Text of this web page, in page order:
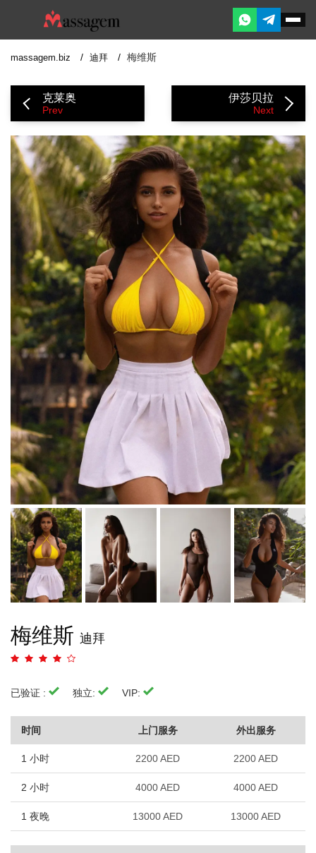
massagem.biz 迪拜 梅维斯
克莱奥
Prev
伊莎贝拉
Next
梅维斯 迪拜
已验证 : 独立: VIP:
时间 上门服务 外出服务
1 小时 2200 AED 2200 AED
2 小时 4000 AED 4000 AED
1 夜晚 13000 AED 13000 AED